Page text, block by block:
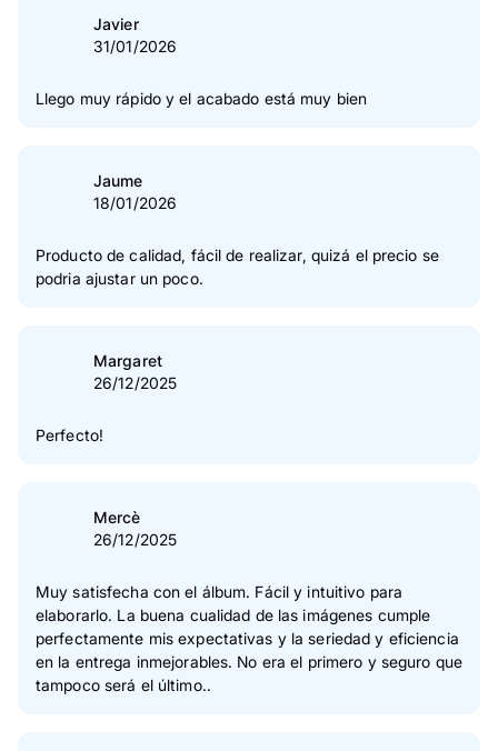
Javier
31/01/2026
Llego muy rápido y el acabado está muy bien
Jaume
18/01/2026
Producto de calidad, fácil de realizar, quizá el precio se
podria ajustar un poco.
Margaret
26/12/2025
Perfecto!
Mercè
26/12/2025
Muy satisfecha con el álbum. Fácil y intuitivo para
elaborarlo. La buena cualidad de las imágenes cumple
perfectamente mis expectativas y la seriedad y eficiencia
en la entrega inmejorables. No era el primero y seguro que
tampoco será el último..